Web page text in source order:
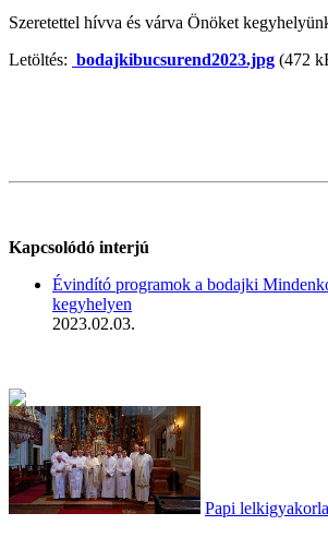
Szeretettel hívva és várva Önöket
Letöltés: bodajkibucsurend2023.jpg (472
Kapcsolódó interjú
Évindító programok a bodajki
kegyhelyen
2023.02.03.
Papi